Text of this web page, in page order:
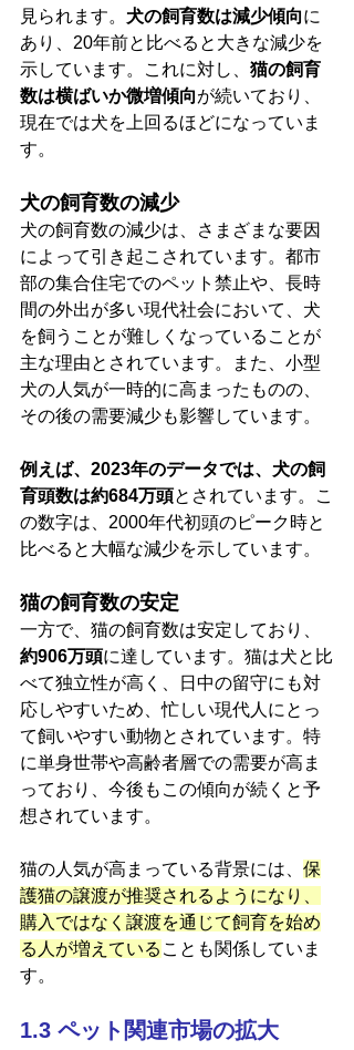
見られます。 犬の飼育数は減少傾向に
あり、20年前と比べると大きな減少を
示しています。これに対し、 猫の飼育
数は横ばいか微増傾向が続いており、
現在では犬を上回るほどになっていま
す。
犬の飼育数の減少
犬の飼育数の減少は、さまざまな要因
によって引き起こされています。都市
部の集合住宅でのペット禁止や、長時
間の外出が多い現代社会において、犬
を飼うことが難しくなっていることが
主な理由とされています。また、小型
犬の人気が一時的に高まったものの、
その後の需要減少も影響しています。
例えば、2023年のデータでは、犬の飼
育頭数は約684万頭とされています。こ
の数字は、2000年代初頭のピーク時と
比べると大幅な減少を示しています。
猫の飼育数の安定
一方で、猫の飼育数は安定しており、
約906万頭に達しています。猫は犬と比
べて独立性が高く、日中の留守にも対
応しやすいため、忙しい現代人にとっ
て飼いやすい動物とされています。特
に単身世帯や高齢者層での需要が高ま
っており、今後もこの傾向が続くと予
想されています。
猫の人気が高まっている背景には、 保
護猫の譲渡が推奨されるようになり、
購入ではなく譲渡を通じて飼育を始め
る人が増えている ことも関係していま
す。
1.3 ペット関連市場の拡大